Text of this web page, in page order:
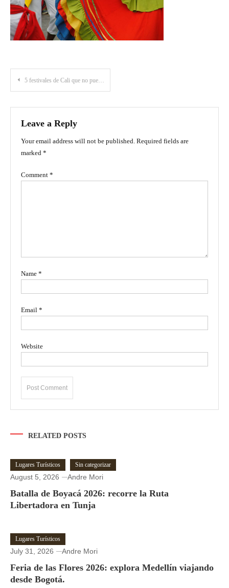
Post
navigation
5 festivales de Cali que no puedes perderte
Leave a Reply
Your email address will not be published. Required fields are
marked *
Comment *
Name *
Email *
Website
RELATED POSTS
Lugares Turísticos Sin categorizar
August 5, 2026 Andre Mori
Batalla de Boyacá 2026: recorre la Ruta
Libertadora en Tunja
Lugares Turísticos
July 31, 2026 Andre Mori
Feria de las Flores 2026: explora Medellín viajando
desde Bogotá.